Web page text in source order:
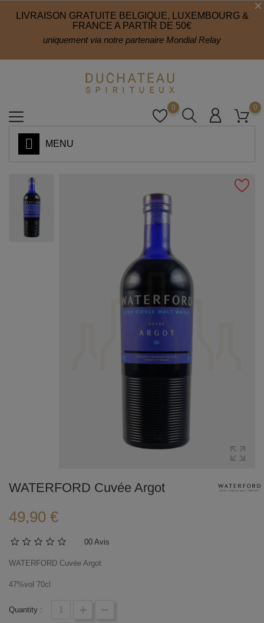
LIVRAISON GRATUITE BELGIQUE, LUXEMBOURG &
FRANCE A PARTIR DE 50€
uniquement via notre partenaire Mondial Relay
0
0
MENU
WATERFORD Cuvée Argot
49,90 €
00 Avis
WATERFORD Cuvée Argot
47%vol 70cl
Quantity :